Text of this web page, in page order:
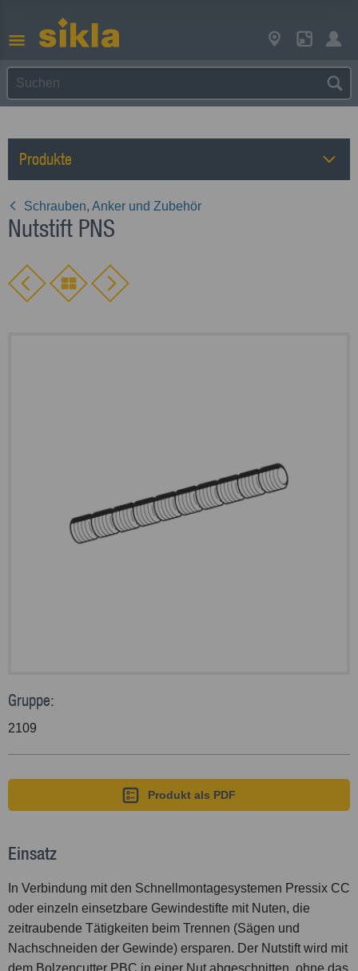
Produkte
Schrauben, Anker und Zubehör
Nutstift PNS
Gruppe:
2109
Produkt als PDF
Einsatz
In Verbindung mit den Schnellmontagesystemen Pressix CC
oder einzeln einsetzbare Gewindestifte mit Nuten, die
zeitraubende Tätigkeiten beim Trennen (Sägen und
Nachschneiden der Gewinde) ersparen. Der Nutstift wird mit
dem Bolzencutter PBC in einer Nut abgeschnitten, ohne das